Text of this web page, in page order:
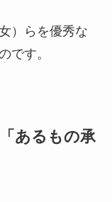
）らを優秀な
です。
あるもの承